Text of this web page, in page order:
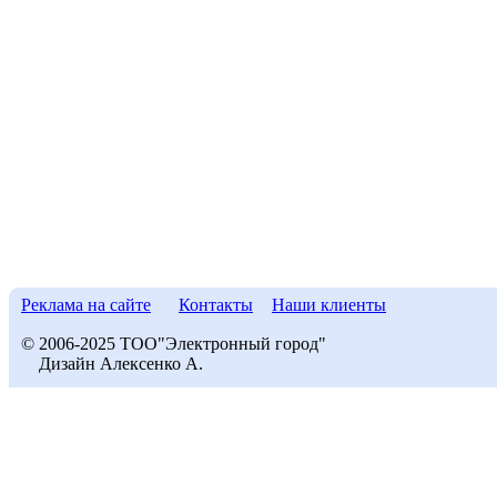
Реклама на сайте Контакты Наши клиенты
© 2006-2025 ТОО"Электронный город"
Дизайн Алексенко А.